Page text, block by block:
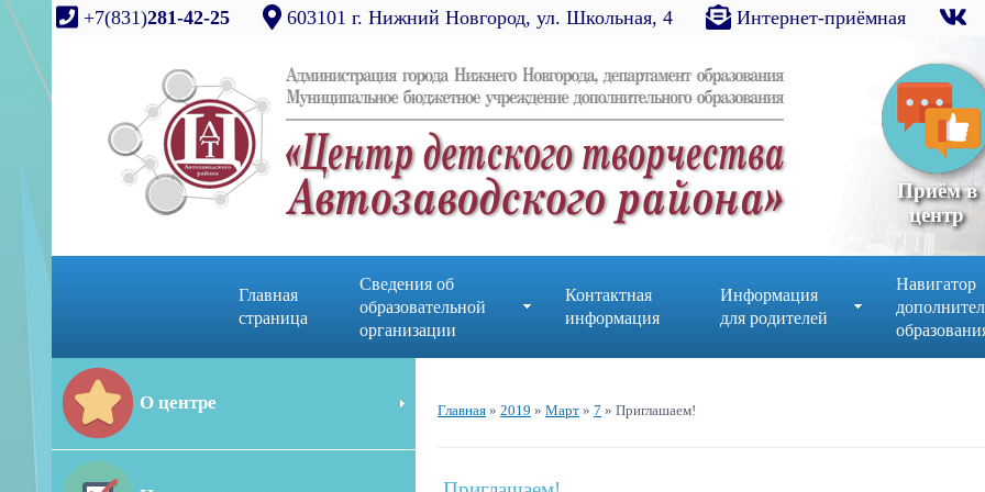
+7(831)281-42-25 603101 г. Нижний Новгород, ул. Школьная, 4 Интернет-приёмная
Приём в
центр
Главная
страница
Сведения об
образовательной
организации
Контактная
информация
Информация
для родителей
Навигатор
О центре Главная » 2019 » Март » 7 » Приглашаем!